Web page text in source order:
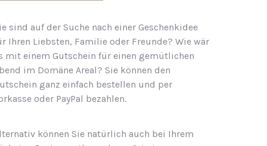
sind auf der Suche nach einer Geschenkidee
Ihren Liebsten, Familie oder Freunde? Wie wär
mit einem Gutschein für einen gemütlichen
im Domäne Areal? Sie können den
ganz einfach bestellen und per
oder PayPal bezahlen.
können Sie natürlich auch bei Ihrem